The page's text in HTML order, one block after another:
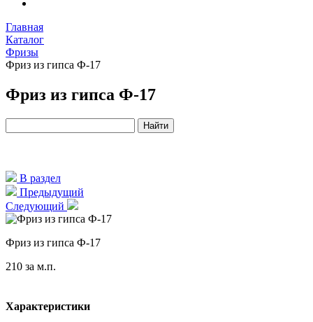
Главная
Каталог
Фризы
Фриз из гипса Ф-17
Фриз из гипса Ф-17
В раздел
Предыдущий
Следующий
Фриз из гипса Ф-17
210 за м.п.
Характеристики